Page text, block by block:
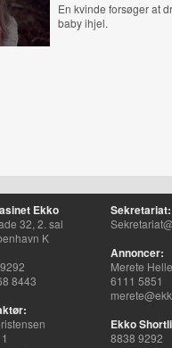
En kvinde forsøger at
baby ihjel.
Ekko
32, 2. sal
K
8443
Sekretariat:
Annoncer:
Merete
6111 5851
Ekko
8838 9292